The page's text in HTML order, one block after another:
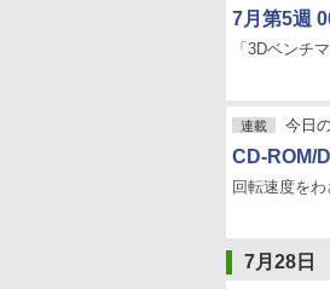
7月第5週
「3Dベンチ
連載 今日
CD-ROM/
回転速度を
7月28日